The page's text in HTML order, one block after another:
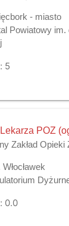
- miasto
Powiatowy im.
5
POZ
Zakład Opieki
Włocławek
0.0